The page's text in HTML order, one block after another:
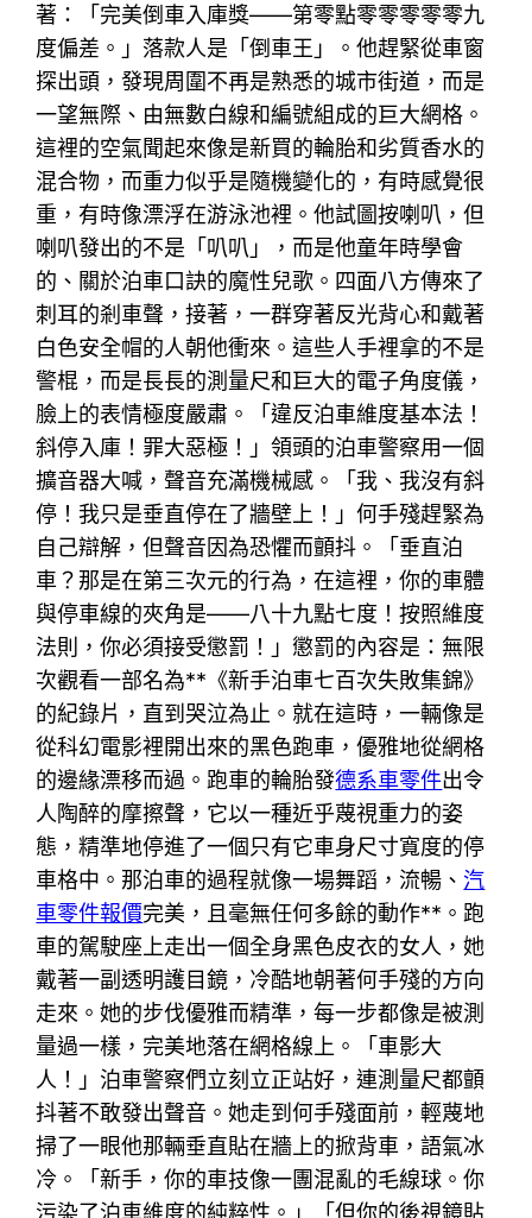
著：「完美倒車入庫獎——第零點零零零零零九
度偏差。」落款人是「倒車王」。他趕緊從車窗
探出頭，發現周圍不再是熟悉的城市街道，而是
一望無際、由無數白線和編號組成的巨大網格。
這裡的空氣聞起來像是新買的輪胎和劣質香水的
混合物，而重力似乎是隨機變化的，有時感覺很
重，有時像漂浮在游泳池裡。他試圖按喇叭，但
喇叭發出的不是「叭叭」，而是他童年時學會
的、關於泊車口訣的魔性兒歌。四面八方傳來了
刺耳的剎車聲，接著，一群穿著反光背心和戴著
白色安全帽的人朝他衝來。這些人手裡拿的不是
警棍，而是長長的測量尺和巨大的電子角度儀，
臉上的表情極度嚴肅。「違反泊車維度基本法！
斜停入庫！罪大惡極！」領頭的泊車警察用一個
擴音器大喊，聲音充滿機械感。「我、我沒有斜
停！我只是垂直停在了牆壁上！」何手殘趕緊為
自己辯解，但聲音因為恐懼而顫抖。「垂直泊
車？那是在第三次元的行為，在這裡，你的車體
與停車線的夾角是——八十九點七度！按照維度
法則，你必須接受懲罰！」懲罰的內容是：無限
次觀看一部名為**《新手泊車七百次失敗集錦》
的紀錄片，直到哭泣為止。就在這時，一輛像是
從科幻電影裡開出來的黑色跑車，優雅地從網格
的邊緣漂移而過。跑車的輪胎發德系車零件出令
人陶醉的摩擦聲，它以一種近乎蔑視重力的姿
態，精準地停進了一個只有它車身尺寸寬度的停
車格中。那泊車的過程就像一場舞蹈，流暢、汽
車零件報價完美，且毫無任何多餘的動作**。跑
車的駕駛座上走出一個全身黑色皮衣的女人，她
戴著一副透明護目鏡，冷酷地朝著何手殘的方向
走來。她的步伐優雅而精準，每一步都像是被測
量過一樣，完美地落在網格線上。「車影大
人！」泊車警察們立刻立正站好，連測量尺都顫
抖著不敢發出聲音。她走到何手殘面前，輕蔑地
掃了一眼他那輛垂直貼在牆上的掀背車，語氣冰
冷。「新手，你的車技像一團混亂的毛線球。你
污染了泊車維度的純粹性。」「但你的後視鏡貼